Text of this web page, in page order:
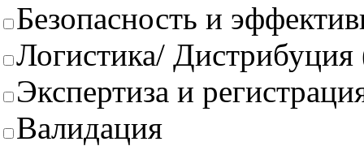
Безопасность и
Логистика/
Экспертиза и
Валидация